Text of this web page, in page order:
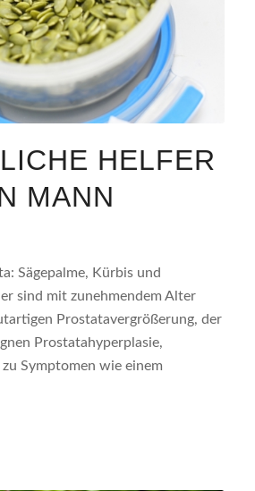
HELFER
MANN
Sägepalme, Kürbis und
sind mit zunehmendem Alter
Prostatavergrößerung, der
Prostatahyperplasie,
Symptomen wie einem